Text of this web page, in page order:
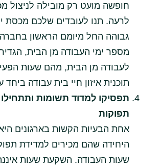
חופשה מועט רק מובילה לניצול
לרעה. תנו לעובדים שלכם מכסת
גבוהה החל מיומם הראשון
מספר ימי העבודה מן הבית,
לעבודה מן הבית, מהם שעות
תוכנית איזון חיי בית עבודה
תפסיקו למדוד תשומות
תפוקות
אחת הבעיות הקשות בארגונים
היחידה שהם מכירים למדידת
שעות העבודה. השקעת שעות